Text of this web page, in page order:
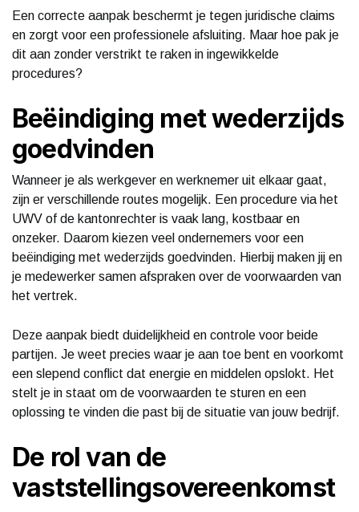
Een correcte aanpak beschermt je tegen juridische claims
en zorgt voor een professionele afsluiting. Maar hoe pak je
dit aan zonder verstrikt te raken in ingewikkelde
procedures?
Beëindiging met wederzijds
goedvinden
Wanneer je als werkgever en werknemer uit elkaar gaat,
zijn er verschillende routes mogelijk. Een procedure via het
UWV of de kantonrechter is vaak lang, kostbaar en
onzeker. Daarom kiezen veel ondernemers voor een
beëindiging met wederzijds goedvinden. Hierbij maken jij en
je medewerker samen afspraken over de voorwaarden van
het vertrek.
Deze aanpak biedt duidelijkheid en controle voor beide
partijen. Je weet precies waar je aan toe bent en voorkomt
een slepend conflict dat energie en middelen opslokt. Het
stelt je in staat om de voorwaarden te sturen en een
oplossing te vinden die past bij de situatie van jouw bedrijf.
De rol van de
vaststellingsovereenkomst